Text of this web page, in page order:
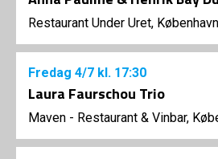
Restaurant Under Uret,
Fredag 4/7 kl. 17:30
Laura Faurschou Trio
Maven - Restaurant & Vinbar,